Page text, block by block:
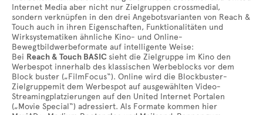
Internet Media aber nicht nur Zielgruppen crossmedial,
sondern verknüpfen in den drei Angebotsvarianten von Reach &
Touch auch in ihren Eigenschaften, Funktionalitäten und
Wirksystematiken ähnliche Kino- und Online-
Bewegtbildwerbeformate auf intelligente Weise:
Bei Reach & Touch BASIC sieht die Zielgruppe im Kino den
Werbespot innerhalb des klassischen Werbeblocks vor dem
Block buster („FilmFocus“). Online wird die Blockbuster-
Zielgruppemit dem Werbespot auf ausgewählten Video-
Streamingplatzierungen auf den United Internet Portalen
(„Movie Special“) adressiert. Als Formate kommen hier